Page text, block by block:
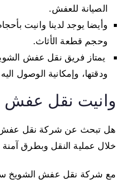
الصيانة للعفش.
وأيضا يوجد لدينا وانيت
وحجم قطعة الأثاث.
يمتاز فريق نقل عفش
ودقتها، وإمكانية الوصول
وانيت نقل عفش
هل تبحث عن شركة نقل عفش
خلال عملية النقل وبطرق
مع شركة نقل عفش الشويخ